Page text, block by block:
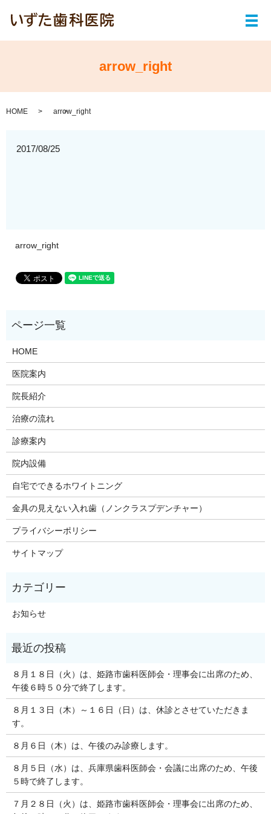
メ
arrow_right
HOME arrow_right
2017/08/25
arrow_right
HOME
医院案内
院長紹介
治療の流れ
診療案内
院内設備
自宅でできるホワイトニング
金具の見えない入れ歯（ノンクラスプデンチャー）
プライバシーポリシー
サイトマップ
お知らせ
８月１８日（火）は、姫路市歯科医師会・理事会に出席のため、
午後６時５０分で終了します。
８月１３日（木）～１６日（日）は、休診とさせていただきま
す。
８月６日（木）は、午後のみ診療します。
８月５日（水）は、兵庫県歯科医師会・会議に出席のため、午後
５時で終了します。
７月２８日（火）は、姫路市歯科医師会・理事会に出席のため、